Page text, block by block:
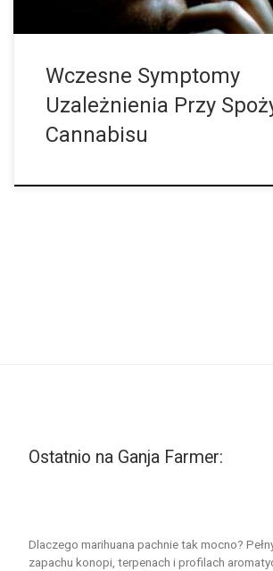
Wczesne Symptomy
Uzależnienia Przy
Cannabisu
Ostatnio na Ganja Farmer:
Dlaczego marihuana pachnie tak mocno?
zapachu konopi, terpenach i profilach